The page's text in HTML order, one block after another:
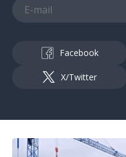
Facebook
X/Twitter